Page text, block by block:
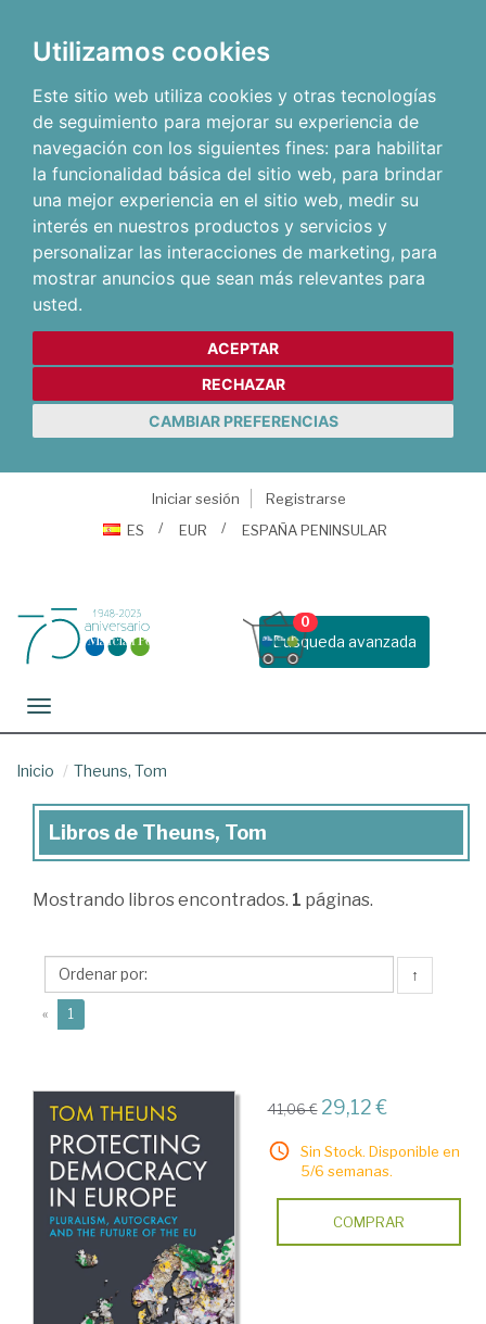
Utilizamos cookies
Este sitio web utiliza cookies y otras tecnologías
de seguimiento para mejorar su experiencia de
navegación con los siguientes fines: para habilitar
la funcionalidad básica del sitio web, para brindar
una mejor experiencia en el sitio web, medir su
interés en nuestros productos y servicios y
personalizar las interacciones de marketing, para
mostrar anuncios que sean más relevantes para
usted.
ACEPTAR
RECHAZAR
CAMBIAR PREFERENCIAS
Iniciar sesión
Registrarse
ES
EUR ESPAÑA PENINSULAR
Busqueda avanzada
0
Toggle navigation
Inicio Theuns, Tom
Libros
Theuns,
Libros de Theuns, Tom
Mostrando libros encontrados. 1 páginas.
↑
« 1
41,06 € 29,12 €
Sin Stock. Disponible en
5/6 semanas.
COMPRAR